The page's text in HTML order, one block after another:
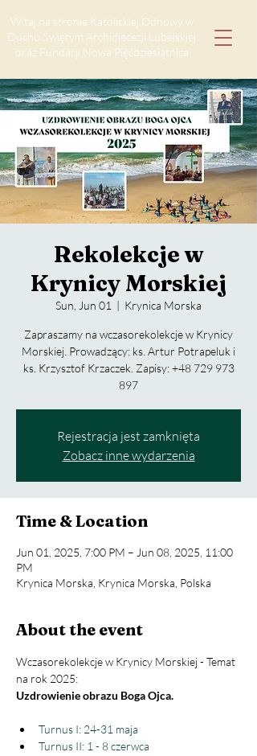
Witaj na stronie Katolickiej Odnowy w
Duchu Świętym Archidiecezji Lubelskiej
oraz Fundacji Nowa Pięćdziesiątnica
Rekolekcje w
Krynicy Morskiej
Sun, Jun 01
  |
Krynica Morska
Zapraszamy na wczasorekolekcje w Krynicy
Morskiej. Prowadzący: ks. Artur Potrapeluk i
ks. Krzysztof Krzaczek. Zapisy: +48 729 973
897
Rejestracja jest zamknięta
Zobacz inne wydarzenia
Time & Location
Jun 01, 2025, 7:00 PM – Jun 08, 2025, 11:00
PM
Krynica Morska, Krynica Morska, Polska
About the event
Wczasorekolekcje w Krynicy Morskiej - Temat
na rok 2025:
Uzdrowienie obrazu Boga Ojca.
Turnus I: 24-31 maja
Turnus II: 1 - 8 czerwca